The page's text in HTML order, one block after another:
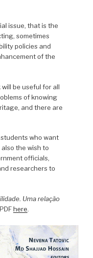
issue, that is the
sometimes
policies and
of the
be useful for all
of knowing
and there are
who want
the wish to
officials,
researchers to
Uma relação
here.